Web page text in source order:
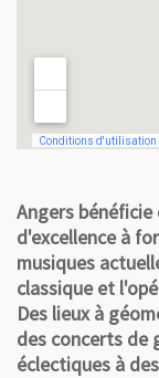
Angers
d'excellence à
musiques
classique et
Des lieux à
des concerts de
éclectiques à